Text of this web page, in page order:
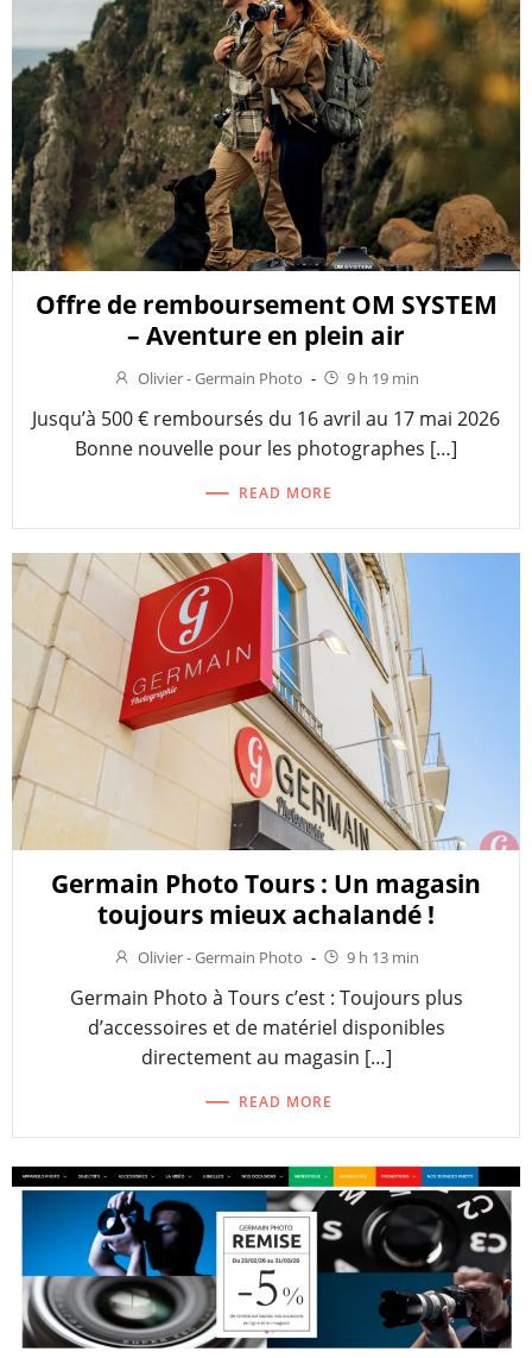
Offre de remboursement OM SYSTEM
– Aventure en plein air
Olivier - Germain Photo - 9 h 19 min
Jusqu’à 500 € remboursés du 16 avril au 17 mai 2026
Bonne nouvelle pour les photographes […]
READ MORE
Germain Photo Tours : Un magasin
toujours mieux achalandé !
Olivier - Germain Photo - 9 h 13 min
Germain Photo à Tours c’est : Toujours plus
d’accessoires et de matériel disponibles
directement au magasin […]
READ MORE